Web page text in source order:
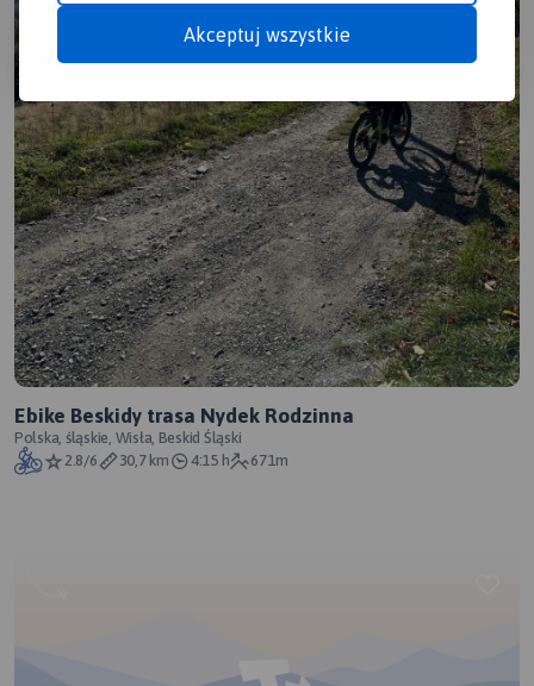
Akceptuj wszystkie
Ebike Beskidy trasa Nydek Rodzinna
Polska, śląskie, Wisła, Beskid Śląski
2.8/6
30,7 km 4:15 h 671m